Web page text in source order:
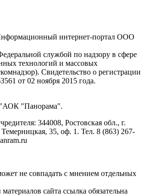
интернет-портал ООО
службой по надзору в сфере
технологий и массовых
Cвидетельство о регистрации
от 02 ноября 2015 года.
"Панорама".
344008, Ростовская обл., г.
35, оф. 1. Тел. 8 (863) 267-
не совпадать с мнением отдельных
сайта ссылка обязательна